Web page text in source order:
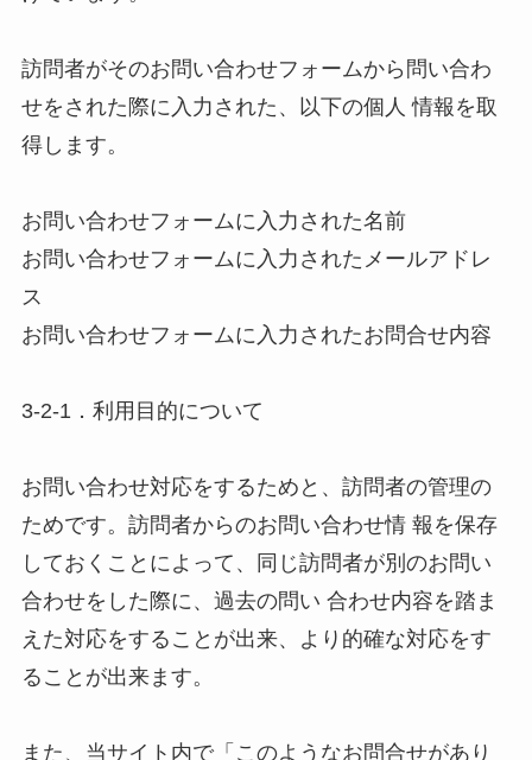
訪問者がそのお問い合わせフォームから問い合わ
せをされた際に入力された、以下の個人 情報を取
得します。
お問い合わせフォームに入力された名前
お問い合わせフォームに入力されたメールアドレ
ス
お問い合わせフォームに入力されたお問合せ内容
3-2-1．利用目的について
お問い合わせ対応をするためと、訪問者の管理の
ためです。訪問者からのお問い合わせ情 報を保存
しておくことによって、同じ訪問者が別のお問い
合わせをした際に、過去の問い 合わせ内容を踏ま
えた対応をすることが出来、より的確な対応をす
ることが出来ます。
また、当サイト内で「このようなお問合せがあり